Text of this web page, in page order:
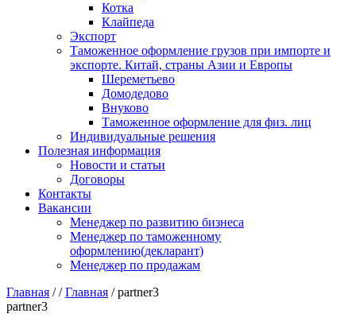
Котка
Клайпеда
Экспорт
Таможенное оформление грузов при импорте и
экспорте. Китай, страны Азии и Европы
Шереметьево
Домодедово
Внуково
Таможенное оформление для физ. лиц
Индивидуальные решения
Полезная информация
Новости и статьи
Договоры
Контакты
Вакансии
Менеджер по развитию бизнеса
Менеджер по таможенному
оформлению(декларант)
Менеджер по продажам
Главная //Главная /partner3
partner3